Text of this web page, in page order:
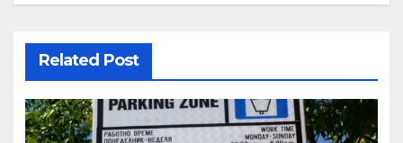
Related Post